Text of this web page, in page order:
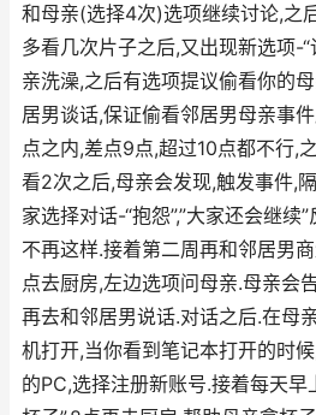
和母亲(选择4次)选项继续讨论,之
多看几次片子之后,又出现新选项-“
亲洗澡,之后有选项提议偷看你的
居男谈话,保证偷看邻居男母亲事
点之内,差点9点,超过10点都不行,
看2次之后,母亲会发现,触发事件,
家选择对话-“抱怨”,”大家还会继续
不再这样.接着第二周再和邻居男
点去厨房,左边选项问母亲.母亲会
再去和邻居男说话.对话之后.在母
机打开,当你看到笔记本打开的时
的PC,选择注册新账号.接着每天早